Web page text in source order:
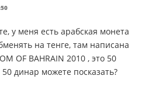
у меня есть арабская монета
на тенге, там написана
OF BAHRAIN 2010 , это 50
динар можете посказать?